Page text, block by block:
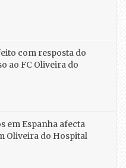
com resposta do
ao FC Oliveira do
em Espanha afecta
Oliveira do Hospital